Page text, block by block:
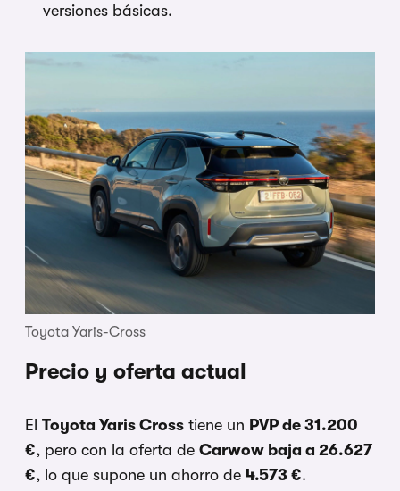
versiones básicas.
Toyota Yaris-Cross
Precio y oferta actual
El Toyota Yaris Cross tiene un PVP de 31.200
€, pero con la oferta de Carwow baja a 26.627
€, lo que supone un ahorro de 4.573 €.